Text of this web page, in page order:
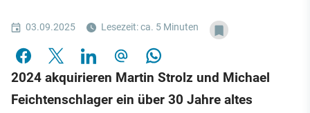
03.09.2025 Lesezeit: ca. 5 Minuten
2024 akquirieren Martin Strolz und Michael
Feichtenschlager ein über 30 Jahre altes